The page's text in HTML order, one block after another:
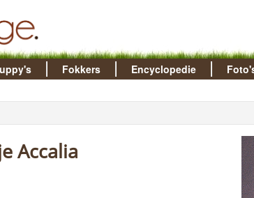
Fokkers Encyclopedie
Accalia